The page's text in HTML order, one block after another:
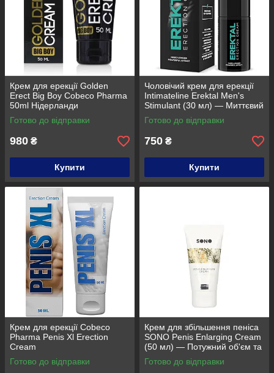
Крем для ерекції Golden
Erect Big Boy Cobeco Pharma
50ml Нідерланди
Готово до відправки
980 ₴
Купити
Чоловічий крем для ерекції
Intimateline Erektal Men's
Stimulant (30 мл) — Миттєвий
тонус та міць
Готово до відправки
750 ₴
Купити
Крем для ерекції Cobeco
Pharma Penis Xl Erection
Cream
Готово до відправки
Крем для збільшення пеніса
SONO Penis Enlarging Cream
(50 мл) — Потужний об'єм та
тверда ерекція
Готово до відправки